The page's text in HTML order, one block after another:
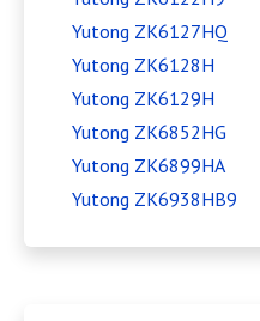
Yutong ZK6127HQ
Yutong ZK6128H
Yutong ZK6129H
Yutong ZK6852HG
Yutong ZK6899HA
Yutong ZK6938HB9